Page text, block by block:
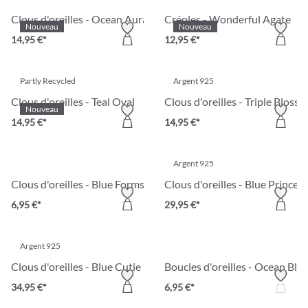
Nouveau
Clous d'oreilles - Ocean Aura
14,95 €*
Nouveau
Créoles - Wonderful Agate
12,95 €*
Nouveau
Partly Recycled
Clous d'oreilles - Teal Oval
14,95 €*
Argent 925
Clous d'oreilles - Triple
14,95 €*
Clous d'oreilles - Blue Forms
6,95 €*
Argent 925
Clous d'oreilles - Blue Princess
29,95 €*
Argent 925
Clous d'oreilles - Blue Cutie
34,95 €*
Boucles d'oreilles - Ocean
6,95 €*